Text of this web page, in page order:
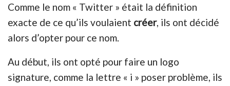
Comme le nom « Twitter » était la définition
exacte de ce qu’ils voulaient créer, ils ont décidé
alors d’opter pour ce nom.
Au début, ils ont opté pour faire un logo
signature, comme la lettre « i » poser problème, ils